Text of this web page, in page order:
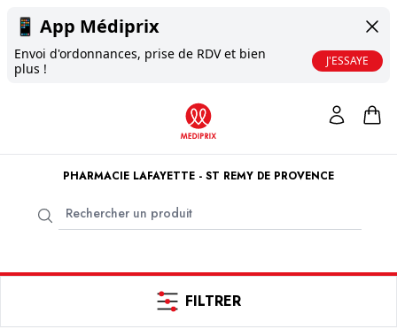
📱 App Médiprix
Envoi d'ordonnances, prise de RDV et bien
plus !
J'ESSAYE
PHARMACIE LAFAYETTE - ST REMY DE PROVENCE
FILTRER